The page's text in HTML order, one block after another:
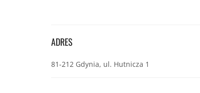
ADRES
81-212 Gdynia, ul. Hutnicza 1